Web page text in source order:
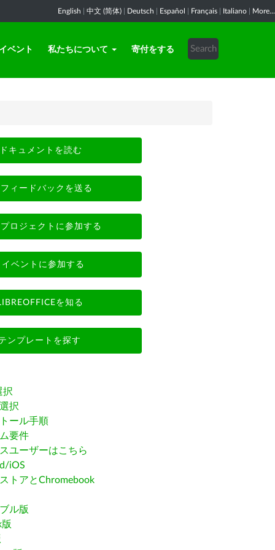
English 中文 (简体) Deutsch Español Français Italiano More...
イベント 私たちについて 寄付をする
ドキュメントを読む
フィードバックを送る
プロジェクトに参加する
イベントに参加する
を知る
ンプレートを探す
択
択
ール手順
要件
ユーザーはこちら
iOS
トアとChromebook
ル版